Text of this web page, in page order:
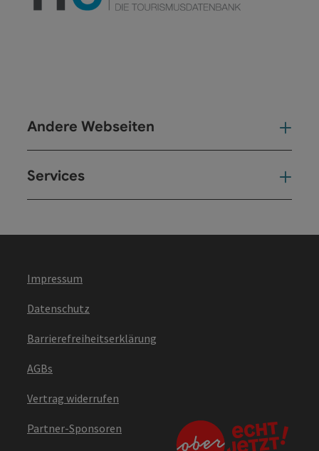
Andere Webseiten
Services
Impressum
Datenschutz
Barrierefreiheitserklärung
AGBs
Vertrag widerrufen
Partner-Sponsoren